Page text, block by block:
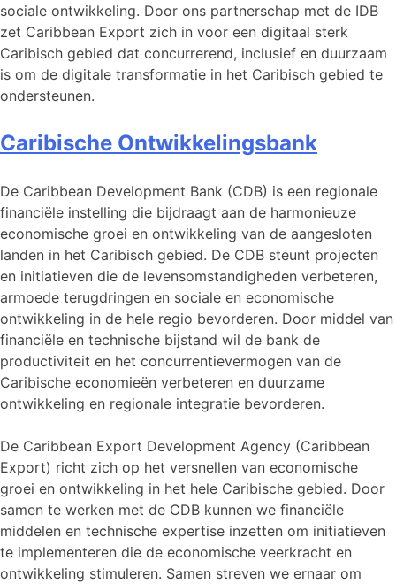
sociale ontwikkeling. Door ons partnerschap met de IDB
zet Caribbean Export zich in voor een digitaal sterk
Caribisch gebied dat concurrerend, inclusief en duurzaam
is om de digitale transformatie in het Caribisch gebied te
ondersteunen.
Caribische Ontwikkelingsbank
De Caribbean Development Bank (CDB) is een regionale
financiële instelling die bijdraagt aan de harmonieuze
economische groei en ontwikkeling van de aangesloten
landen in het Caribisch gebied. De CDB steunt projecten
en initiatieven die de levensomstandigheden verbeteren,
armoede terugdringen en sociale en economische
ontwikkeling in de hele regio bevorderen. Door middel van
financiële en technische bijstand wil de bank de
productiviteit en het concurrentievermogen van de
Caribische economieën verbeteren en duurzame
ontwikkeling en regionale integratie bevorderen.
De Caribbean Export Development Agency (Caribbean
Export) richt zich op het versnellen van economische
groei en ontwikkeling in het hele Caribische gebied. Door
samen te werken met de CDB kunnen we financiële
middelen en technische expertise inzetten om initiatieven
te implementeren die de economische veerkracht en
ontwikkeling stimuleren. Samen streven we ernaar om